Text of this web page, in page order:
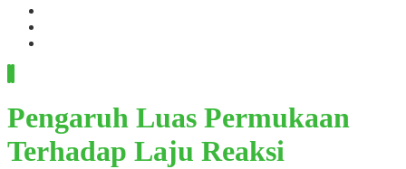
Pengaruh Luas Permukaan
Terhadap Laju Reaksi